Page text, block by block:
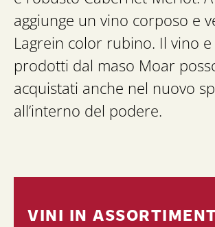
aggiunge un vino corposo e
Lagrein color rubino. Il vino
prodotti dal maso Moar
acquistati anche nel nuovo
all’interno del podere.
VINI IN